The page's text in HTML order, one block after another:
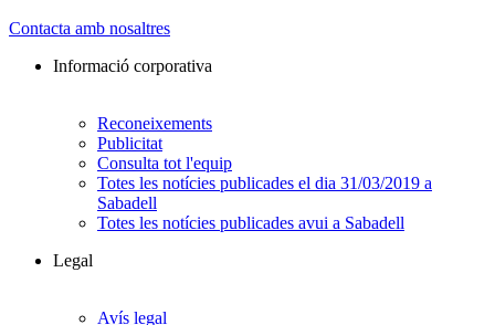
Contacta amb nosaltres
Informació corporativa
Reconeixements
Publicitat
Consulta tot l'equip
Totes les notícies publicades el dia 31/03/2019 a
Sabadell
Totes les notícies publicades avui a Sabadell
Legal
Avís legal